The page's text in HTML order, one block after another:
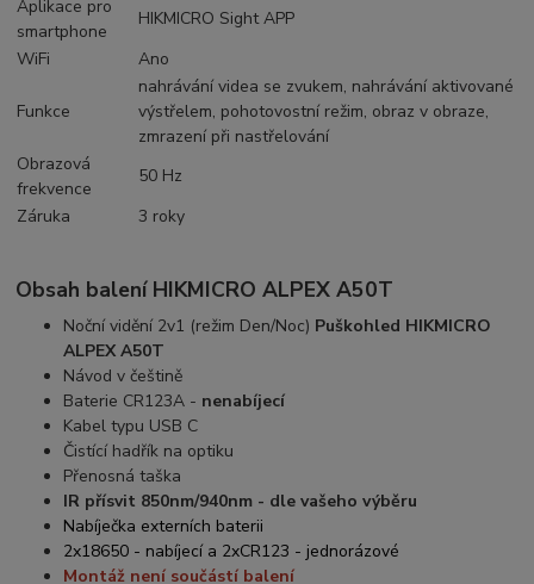
Aplikace pro
smartphone
HIKMICRO Sight APP
WiFi
Ano
Funkce
nahrávání videa se zvukem, nahrávání aktivované
výstřelem, pohotovostní režim, obraz v obraze,
zmrazení při nastřelování
Obrazová
frekvence
50 Hz
Záruka
3 roky
Obsah balení HIKMICRO ALPEX A50T
Noční vidění 2v1 (režim Den/Noc) Puškohled HIKMICRO
ALPEX A50T
Návod v češtině
Baterie CR123A - nenabíjecí
Kabel typu USB C
Čistící hadřík na optiku
Přenosná taška
IR přísvit 850nm/940nm - dle vašeho výběru
Nabíječka externích baterii
2x18650 - nabíjecí a 2xCR123 - jednorázové
Montáž není součástí balení